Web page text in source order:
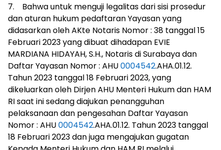
7. Bahwa untuk menguji legalitas dari sisi prosedur
dan aturan hukum pedaftaran Yayasan yang
didasarkan oleh AKte Notaris Nomor : 38 tanggal 15
Februari 2023 yang dibuat dihadapan EVIE
MARDIANA HIDAYAH, S.H., Notaris di Surabaya dan
Daftar Yayasan Nomor : AHU0004542.AHA.01.12.
Tahun 2023 tanggal 18 Februari 2023, yang
dikeluarkan oleh Dirjen AHU Menteri Hukum dan HAM
RI saat ini sedang diajukan penangguhan
pelaksanaan dan pengesahan Daftar Yayasan
Nomor : AHU0004542.AHA.01.12. Tahun 2023 tanggal
18 Februari 2023 dan juga mengajukan gugatan